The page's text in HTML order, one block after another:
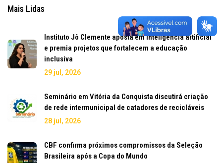
Mais Lidas
Instituto Jô Clemente aposta em inteligência artificial
e premia projetos que fortalecem a educação
inclusiva
29 jul, 2026
Seminário em Vitória da Conquista discutirá criação
de rede intermunicipal de catadores de recicláveis
28 jul, 2026
CBF confirma próximos compromissos da Seleção
Brasileira após a Copa do Mundo